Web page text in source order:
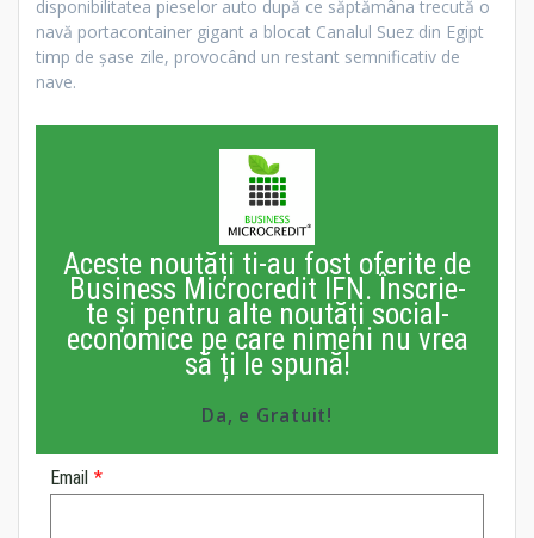
disponibilitatea pieselor auto după ce săptămâna trecută o
navă portacontainer gigant a blocat Canalul Suez din Egipt
timp de șase zile, provocând un restant semnificativ de
nave.
Aceste noutăți ti-au fost oferite de
Business Microcredit IFN. Înscrie-
te și pentru alte noutăți social-
economice pe care nimeni nu vrea
să ți le spună!
Da, e Gratuit!
Email *